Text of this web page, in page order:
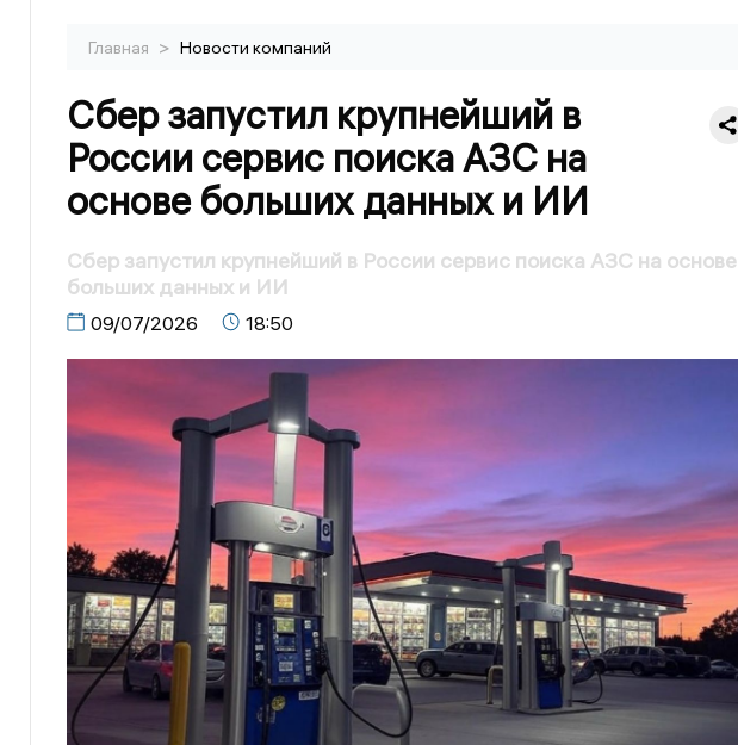
Главная > Новости компаний
Сбер запустил крупнейший в
России сервис поиска АЗС на
основе больших данных и ИИ
Сбер запустил крупнейший в России сервис поиска АЗС на основе
больших данных и ИИ
09/07/2026 18:50